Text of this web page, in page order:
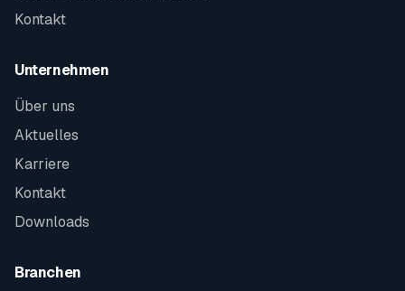
Kontakt
Unternehmen
Über uns
Aktuelles
Karriere
Kontakt
Downloads
Branchen